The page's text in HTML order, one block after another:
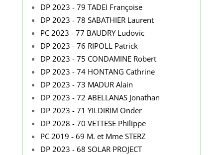
DP 2023 - 79 TADEI Françoise
DP 2023 - 78 SABATHIER Laurent
PC 2023 - 77 BAUDRY Ludovic
DP 2023 - 76 RIPOLL Patrick
DP 2023 - 75 CONDAMINE Robert
DP 2023 - 74 HONTANG Cathrine
DP 2023 - 73 MADUR Alain
DP 2023 - 72 ABELLANAS Jonathan
DP 2023 - 71 YILDIRIM Onder
DP 2028 - 70 VETTESE Philippe
PC 2019 - 69 M. et Mme STERZ
DP 2023 - 68 SOLAR PROJECT